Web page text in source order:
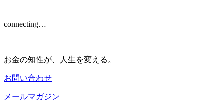
connecting…
お金の知性が、人生を変える。
お問い合わせ
メールマガジン